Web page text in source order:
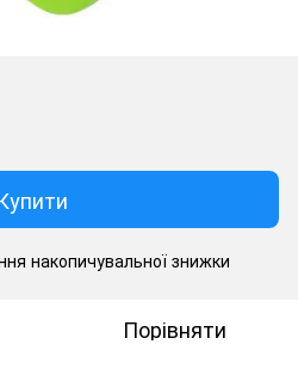
накопичувальної знижки
Порівняти